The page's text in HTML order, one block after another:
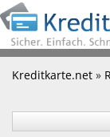
Kreditkarte.net »